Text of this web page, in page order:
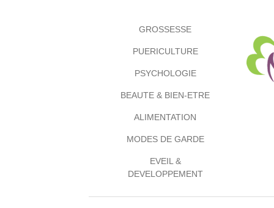
GROSSESSE
PUERICULTURE
PSYCHOLOGIE
BEAUTE & BIEN-ETRE
ALIMENTATION
MODES DE GARDE
EVEIL &
DEVELOPPEMENT